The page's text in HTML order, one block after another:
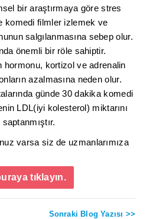
bir araştırmaya göre stres
komedi filmler izlemek ve
salgılanmasına sebep olur.
önemli bir röle sahiptir.
hormonu, kortizol ve adrenalin
azalmasına neden olur.
günde 30 dakika komedi
LDL(iyi kolesterol) miktarını
varsa siz de uzmanlarımıza
tıklayın.
Sonraki Blog Yazısı >>